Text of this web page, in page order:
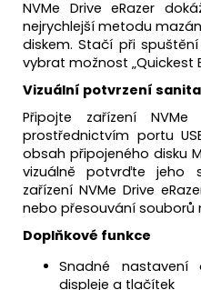
NVMe Drive eRazer
nejrychlejší metodu
diskem. Stačí při spuštění
vybrat možnost „Quickest
Vizuální potvrzení
Připojte zařízení
prostřednictvím portu
obsah připojeného disku
vizuálně potvrďte jeho
zařízení NVMe Drive
nebo přesouvání souborů
Doplňkové funkce
Snadné
displeje a tlačítek